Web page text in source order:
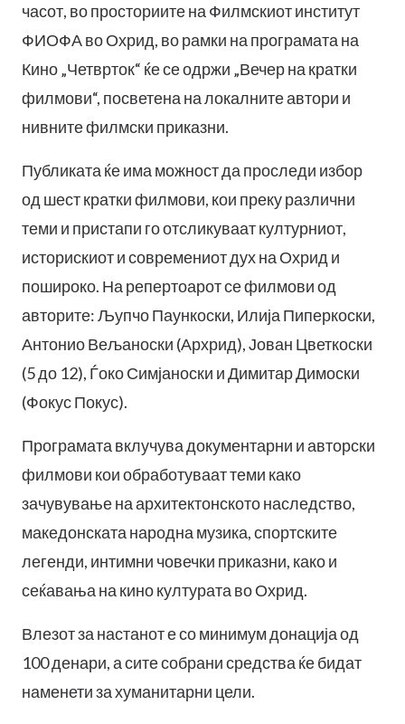
часот, во просториите на Филмскиот институт
ФИОФА во Охрид, во рамки на програмата на
Кино „Четврток“ ќе се одржи „Вечер на кратки
филмови“, посветена на локалните автори и
нивните филмски приказни.
Публиката ќе има можност да проследи избор
од шест кратки филмови, кои преку различни
теми и пристапи го отсликуваат културниот,
историскиот и современиот дух на Охрид и
пошироко. На репертоарот се филмови од
авторите: Љупчо Паункоски, Илија Пиперкоски,
Антонио Вељаноски (Архрид), Јован Цветкоски
(5 до 12), Ѓоко Симјаноски и Димитар Димоски
(Фокус Покус).
Програмата вклучува документарни и авторски
филмови кои обработуваат теми како
зачувување на архитектонското наследство,
македонската народна музика, спортските
легенди, интимни човечки приказни, како и
сеќавања на кино културата во Охрид.
Влезот за настанот е со минимум донација од
100 денари, а сите собрани средства ќе бидат
наменети за хуманитарни цели.